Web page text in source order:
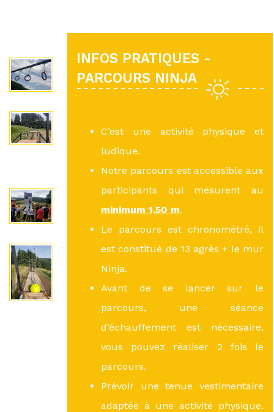
INFOS PRATIQUES -
PARCOURS NINJA
C’est une activité physique et
ludique.
Notre parcours est accessible aux
participants qui mesurent au
minimum 1,50 m.
Le parcours est chronométré, il
est constitué de 13 agrès + le mur
Ninja.
Avant de se lancer sur le
parcours, une séance
d’échauffement est nécessaire,
vous pouvez réaliser 2 fois le
parcours.
Prévoir une tenue vestimentaire
adaptée à une activité physique.